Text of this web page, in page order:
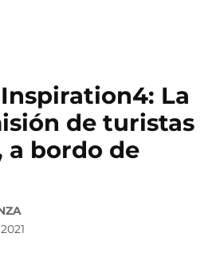
La
de turistas
a bordo de